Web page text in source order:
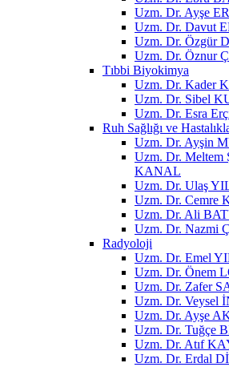
Uzm. Dr. Ayşe
Uzm. Dr. Davut
Uzm. Dr. Özgür
Uzm. Dr. Öznur
Tıbbi Biyokimya
Uzm. Dr. Kader
Uzm. Dr. Sibel
Uzm. Dr. Esra
Ruh Sağlığı ve
Uzm. Dr. Ayşin
Uzm. Dr.
KANAL
Uzm. Dr. Ulaş
Uzm. Dr. Cemre
Uzm. Dr. Ali
Uzm. Dr. Nazmi
Radyoloji
Uzm. Dr. Emel
Uzm. Dr. Önem
Uzm. Dr. Zafer
Uzm. Dr. Veysel
Uzm. Dr. Ayşe
Uzm. Dr. Tuğçe
Uzm. Dr. Atıf
Uzm. Dr. Erdal